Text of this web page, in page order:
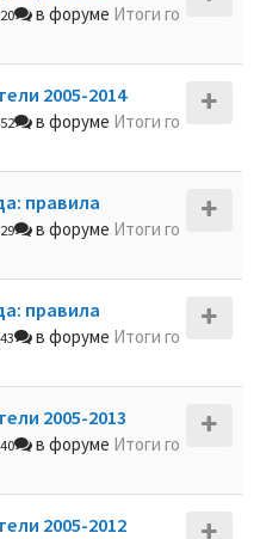
в форуме Итоги го
2005-2014
в форуме Итоги го
правила
в форуме Итоги го
правила
в форуме Итоги го
2005-2013
в форуме Итоги го
2005-2012